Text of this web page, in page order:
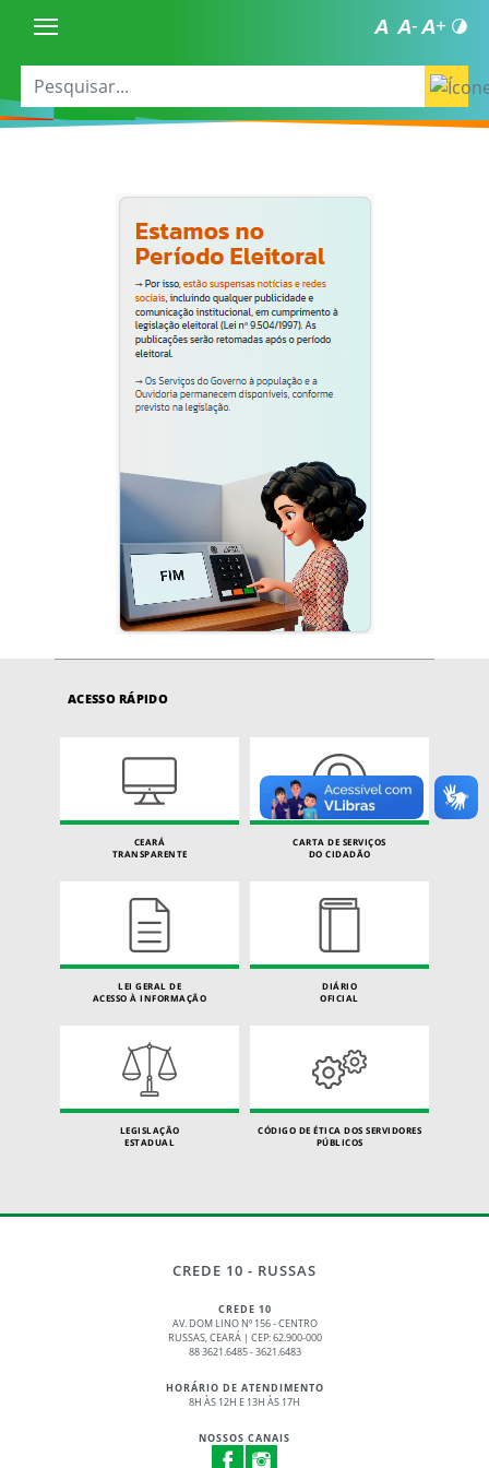
ACESSO RÁPIDO
CEARÁ
TRANSPARENTE
CARTA DE SERVIÇOS
DO CIDADÃO
LEI GERAL DE
ACESSO À INFORMAÇÃO
DIÁRIO
OFICIAL
LEGISLAÇÃO
ESTADUAL
CÓDIGO DE ÉTICA DOS SERVIDORES
PÚBLICOS
CREDE 10 - RUSSAS
CREDE 10
AV. DOM LINO Nº 156 - CENTRO
RUSSAS, CEARÁ | CEP: 62.900-000
88 3621.6485 - 3621.6483
HORÁRIO DE ATENDIMENTO
8H ÀS 12H E 13H ÀS 17H
NOSSOS CANAIS